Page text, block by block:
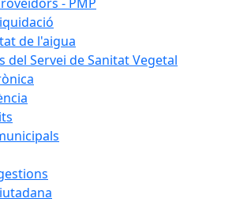
de l'aigua
del Servei de Sanitat Vegetal